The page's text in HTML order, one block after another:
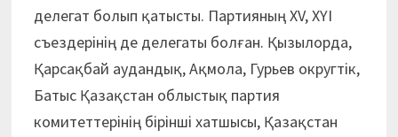
делегат болып қатысты. Партияның ХV, ХҮІ
съездерінің де делегаты болған. Қызылорда,
Қарсақбай аудандық, Ақмола, Гурьев округтік,
Батыс Қазақстан облыстық партия
комитеттерінің бірінші хатшысы, Қазақстан